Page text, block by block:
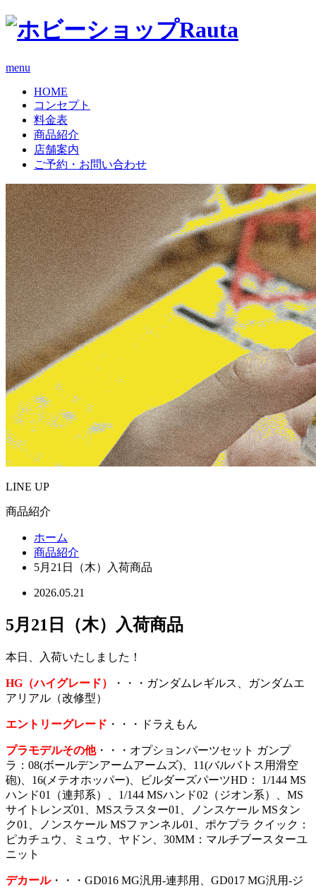
menu
HOME
コンセプト
料金表
商品紹介
店舗案内
ご予約・お問い合わせ
LINE UP
商品紹介
ホーム
商品紹介
5月21日（木）入荷商品
2026.05.21
5月21日（木）入荷商品
本日、入荷いたしました！
HG（ハイグレード）
・・・ガンダムレギルス、ガンダムエ
アリアル（改修型）
エントリーグレード ・・・ドラえもん
プラモデルその他・・・オプションパーツセット ガンプ
ラ：08(ボールデンアームアームズ)、11(バルバトス用滑空
砲)、16(メテオホッパー)、ビルダーズパーツHD： 1/144 MS
ハンド01（連邦系）、1/144 MSハンド02（ジオン系）、MS
サイトレンズ01、MSスラスター01、ノンスケール MSタン
ク01、ノンスケール MSファンネル01、ポケプラ クイック：
ピカチュウ、ミュウ、ヤドン、30MM：マルチブースターユ
ニット
デカール・・・GD016 MG汎用-連邦用、GD017 MG汎用-ジ